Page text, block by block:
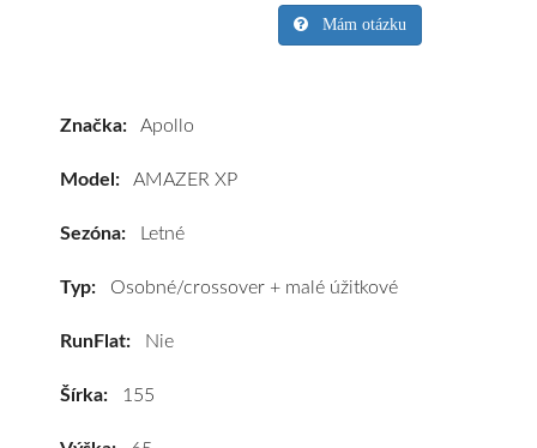
AMAZER
R14
#D,C,B(68dB)
Mám otázku
Značka: Apollo
Model: AMAZER XP
Sezóna: Letné
Typ: Osobné/crossover + malé úžitkové
RunFlat: Nie
Šírka: 155